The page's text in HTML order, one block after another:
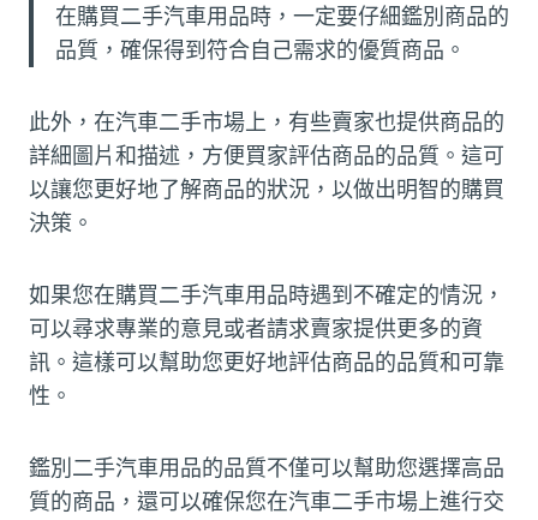
在購買二手汽車用品時，一定要仔細鑑別商品的
品質，確保得到符合自己需求的優質商品。
此外，在汽車二手市場上，有些賣家也提供商品的
詳細圖片和描述，方便買家評估商品的品質。這可
以讓您更好地了解商品的狀況，以做出明智的購買
決策。
如果您在購買二手汽車用品時遇到不確定的情況，
可以尋求專業的意見或者請求賣家提供更多的資
訊。這樣可以幫助您更好地評估商品的品質和可靠
性。
鑑別二手汽車用品的品質不僅可以幫助您選擇高品
質的商品，還可以確保您在汽車二手市場上進行交